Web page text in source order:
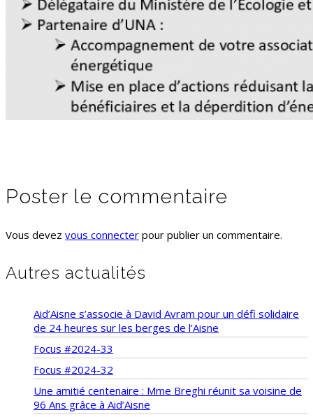
Poster le commentaire
Vous devez vous connecter pour publier un commentaire.
Autres actualités
Aid’Aisne s’associe à David Avram pour un défi solidaire
de 24 heures sur les berges de l’Aisne
Focus #2024-33
Focus #2024-32
Une amitié centenaire : Mme Breghi réunit sa voisine de
96 Ans grâce à Aid’Aisne